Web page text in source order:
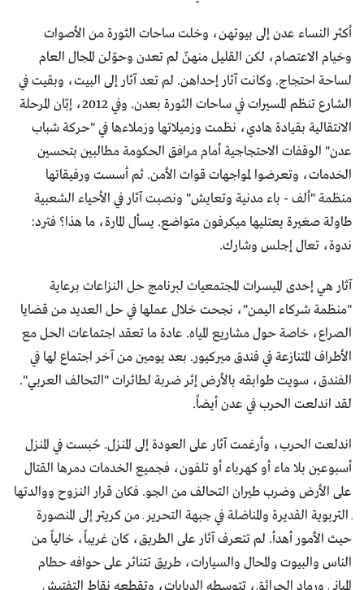
أكثر النساء عدن إلى بيوتهن، وخلت ساحات الثورة من الأصوات
وخيام الاعتصام، لكن القليل منهنّ لم تعدن وحوّلن المجال العام
لساحة احتجاج. وكانت آثار إحداهن. لم تعد آثار إلى البيت، وبقيت في
الشارع تنظم المسيرات في ساحات الثورة بعدن. وفي 2012، إبّان المرحلة
الانتقالية بقيادة هادي، نظمت وزميلاتها وزملاءها في "حركة شباب
عدن" الوقفات الاحتجاجية أمام مرافق الحكومة مطالبين بتحسين
الخدمات، وتعرضوا لمواجهات قوات الأمن. ثم أسست ورفيقاتها
منظمة "ألف - باء مدنية وتعايش" ونصبت آثار في الأحياء الشعبية
طاولة صغيرة يعتليها ميكرفون متواضع. يسأل المارة، ما هذا؟ فترد:
ندوة، تعال إجلس وشارك.
آثار هي إحدى الميسرات المجتمعيات لبرنامج حل النزاعات برعاية
"منظمة شركاء اليمن"، نجحت خلال عملها في حل العديد من قضايا
الصراع، خاصة حول مشاريع المياه. عادة ما تعقد اجتماعات الحل مع
الأطراف المتنازعة في فندق ميركيور. بعد يومين من آخر اجتماع لها في
الفندق، سويت طوابقه بالأرض إثر ضربة لطائرات "التحالف العربي".
لقد اندلعت الحرب في عدن أيضاً.
اندلعت الحرب، وأرغمت آثار على العودة إلى المنزل. حُبست في المنزل
أسبوعين بلا ماء أو كهرباء أو تلفون، فجميع الخدمات دمرها القتال
على الأرض وضرب طيران التحالف من الجو. فكان قرار النزوح ووالدتها
ـ التربوية القديرة والمناضلة في جبهة التحرير ـ من كريتر إلى المنصورة
حيث الأمور أهدأ. لم تتعرف آثار على الطريق، كان غريباً، خالياً من
الناس والبيوت والمحال والسيارات، طريق تتناثر على حوافه حطام
المباني ورماد الحرائق، تتوسطه الدبابات، وتقطعه نقاط التفتيش